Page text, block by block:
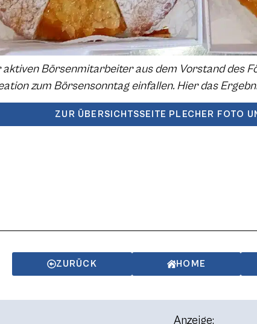
Börsenmitarbeiter aus dem Vorstand des
zum Börsensonntag einfallen. Hier das
ZUR ÜBERSICHTSSEITE PLECHER FOTO
ZURÜCK HOME
Anzeige: